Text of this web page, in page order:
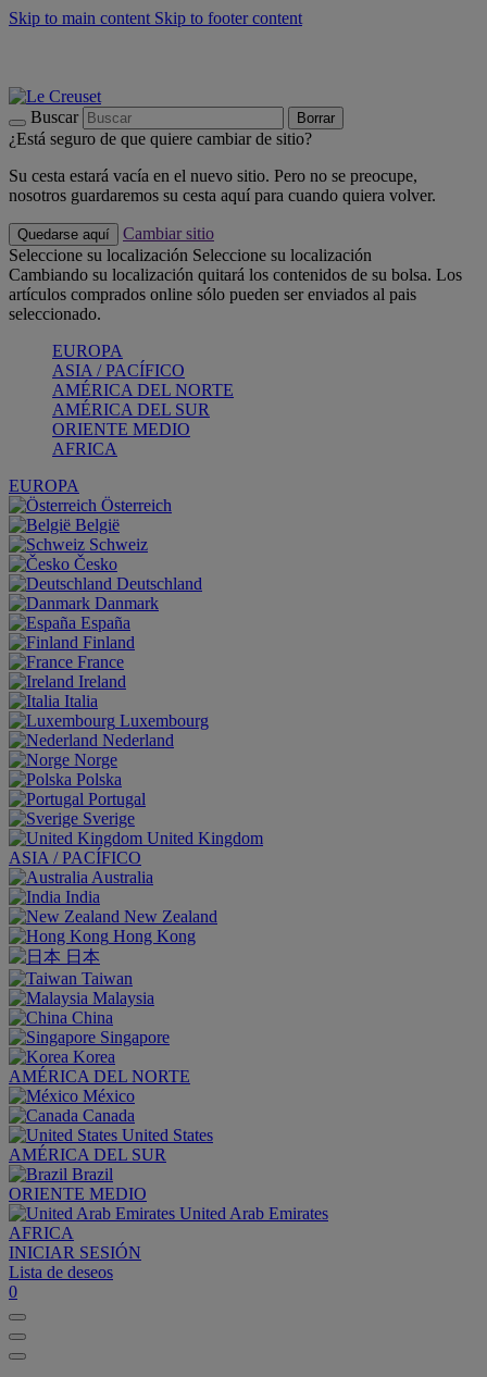
Skip to main content Skip to footer content
Buscar Borrar
¿Está seguro de que quiere cambiar de sitio?
Su cesta estará vacía en el nuevo sitio. Pero no se preocupe,
nosotros guardaremos su cesta aquí para cuando quiera volver.
Quedarse aquí
Cambiar sitio
Seleccione su localización Seleccione su localización
Cambiando su localización quitará los contenidos de su bolsa. Los
artículos comprados online sólo pueden ser enviados al pais
seleccionado.
EUROPA
ASIA / PACÍFICO
AMÉRICA DEL NORTE
AMÉRICA DEL SUR
ORIENTE MEDIO
AFRICA
EUROPA
Österreich
België
Schweiz
Česko
Deutschland
Danmark
España
Finland
France
Ireland
Italia
Luxembourg
Nederland
Norge
Polska
Portugal
Sverige
United Kingdom
ASIA / PACÍFICO
Australia
India
New Zealand
Hong Kong
日本
Taiwan
Malaysia
China
Singapore
Korea
AMÉRICA DEL NORTE
México
Canada
United States
AMÉRICA DEL SUR
Brazil
ORIENTE MEDIO
United Arab Emirates
AFRICA
INICIAR SESIÓN
Lista de deseos
0